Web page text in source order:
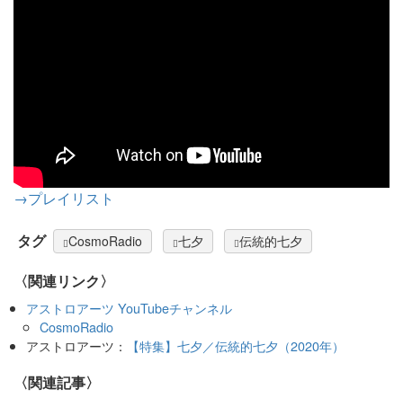
→プレイリスト
タグ CosmoRadio 七夕 伝統的七夕
〈関連リンク〉
アストロアーツ YouTubeチャンネル
CosmoRadio
アストロアーツ：
【特集】七夕／伝統的七夕（2020年）
関連記事